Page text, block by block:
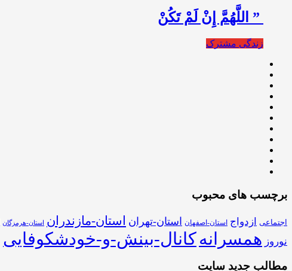
” اللَّهُمَّ إِنْ لَمْ تَكُنْ
زندگی مشترک
برچسب های محبوب
اجتماعی ازدواج استان-اصفهان استان-تهران استان-مازندران استان-هرمزگان
نوروز همسرانهکانال-بینش-و-خودشکوفایی
مطالب جدید سایت